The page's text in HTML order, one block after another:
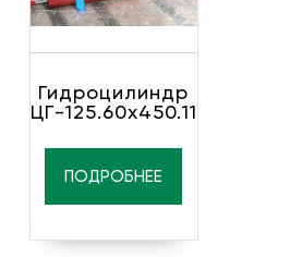
Гидроцилиндр
ЦГ-125.60х450.11
ПОДРОБНЕЕ